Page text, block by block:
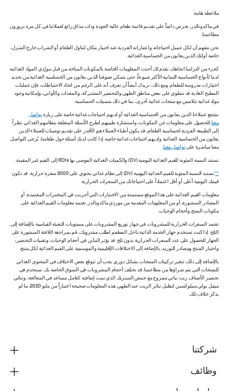
ملاحظة هامة:
في ماكدونالدز، نحرص دائماً على تقديم قائمة طعام عالية الجودة وذات مذاق رائع لعملائنا في كل مرة يزورون
مطاعمنا.
نحن نتفهم أن لكل عميل احتياجاته واعتباراته الفردية عند اختيار مكان لتناول الطعام أو الشراب خارج المنزل،
خاصة أولئك الذين يعانون من الحساسية الغذائية.
كجزء من التزامنا اتجاهك، نقدم لك أحدث المعلومات الخاصة بالمكونات المتاحة من قبل مورّدي المواد الغذائية
لدينا لأنواع الحساسية الثمانية الأكثر شيوعاً، حتى يتمكن ضيوفنا الذين يعانون من الحساسية الغذائية من تحديد
اختيارات مدروسة للطعام. ومع ذلك، نريدك أيضاً أن تعرف أنه على الرغم من اتخاذ الاحتياطات، فإن عمليات
المطبخ العادية قد تنطوي على بعض مناطق الطهي والتحضير المشتركة، والمعدات والأواني، وإمكانية وجود
مواد غذائية تتلامس مع منتجات غذائية أخرى، بما في ذلك مسببات الحساسية.
نشجع عملاءنا الذين يعانون من الحساسية الغذائية أو لديهم احتياجات غذائية خاصة على زيارةتواصل
معنا للحصول على معلومات عن المكونات، واستشارة طبيبهم لطرح الأسئلة المتعلقة بنظامهم الغذائي. نظراً
إلى الطبيعة الفردية لحساسية الطعام، قد يكون أطباء العملاء هم الأقدر على تقديم توصيات للعملاء الذين
يعانون من الحساسية الغذائية ولديهم احتياجات غذائية خاصة. إذا كانت لديك أسئلة حول طعامنا، يُرجى التواصل
معنا مباشرة علىتواصل معنا.
تستند النسبة المئوية للقيم الغذائية اليومية (DV) والكميات الغذائية الموصى بها RDIs إلى القيم غير المقيدة.
**
تستند النسبة المئوية للقيم الغذائية اليومية (DV) إلى نظام غذائي يحتوي على 2000 سعرة حرارية. قد تكون
قيمك اليومية أعلى أو أقل اعتماداً على احتياجاتك من السعرات الحرارية.
معلومات القيم الغذائية على هذا الموقع مستمدة من الاختبارات التي أجريت في المختبرات المعتمدة، أو
المصادر المنشورة، أو من المعلومات المقدمة من موردي ماكدونالدز. تعتمد معلومات القيم الغذائية على
مكونات المنتج وأحجام الوجبات.
تعتمد السعرات الحرارية للمشروبات في جهاز توزيع المشروبات على مستويات التعبئة القياسية بالإضافة إلى
الثلج. إذا كنت تستخدم جهاز الخدمة الذاتية داخل المطعم لطلب مشروبك، قم بمراجعة اللافتة المنشورة على
الجهاز للحصول على عدد السعرات الحرارية بدون ثلج. قد يؤثر التباين في أحجام الوجبات، وتقنيات التحضير،
واختبار المنتج ومصادر التوريد، بالإضافة إلى الاختلافات الإقليمية والموسمية على القيم الغذائية لكل منتج.
بالإضافة إلى ذلك، تتغير تركيبات المنتجات بشكل دوري. يجب أن تتوقع بعض الاختلاف في المحتوى الغذائي
للمنتجات التي يتم شراؤها من مطاعمنا. قد تختلف أحجام المشروبات في السوق الخاصة بك. نستخدم في
تحضير الأصناف زيت نباتي ممزوج مع حمض الستريك الذي تمت إضافته كعامل مساعد في المعالجة، وثنائي
ميثيل بولي سيلوكسين لتقليل تناثر الزيت عند الطهي. هذه المعلومات صحيحة اعتباراً من مايو 2020، ما لم
يذكر خلاف ذلك.
شركتنا
وظائف